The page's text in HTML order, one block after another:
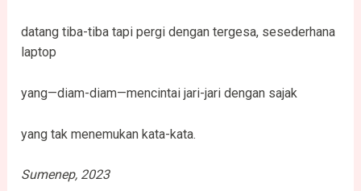
datang tiba-tiba tapi pergi dengan tergesa, sesederhana
laptop
yang—diam-diam—mencintai jari-jari dengan sajak
yang tak menemukan kata-kata.
Sumenep, 2023